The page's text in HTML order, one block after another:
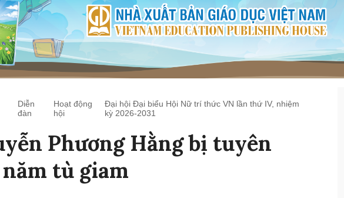
Diễn
đàn
Hoạt động
hội
Đại hội Đại biểu Hội Nữ trí thức VN lần thứ IV, nhiệm
kỳ 2026-2031
Phương Hằng bị tuyên
tù giam